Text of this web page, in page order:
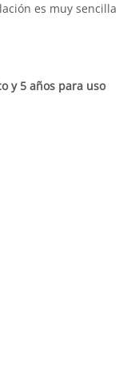
es muy sencilla
y 5 años para uso